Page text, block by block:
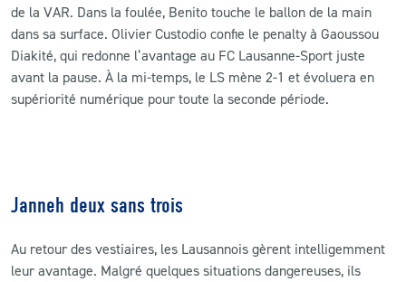
de la VAR. Dans la foulée, Benito touche le ballon de la main
dans sa surface. Olivier Custodio confie le penalty à Gaoussou
Diakité, qui redonne l’avantage au FC Lausanne-Sport juste
avant la pause. À la mi-temps, le LS mène 2-1 et évoluera en
supériorité numérique pour toute la seconde période.
Janneh deux sans trois
Au retour des vestiaires, les Lausannois gèrent intelligemment
leur avantage. Malgré quelques situations dangereuses, ils